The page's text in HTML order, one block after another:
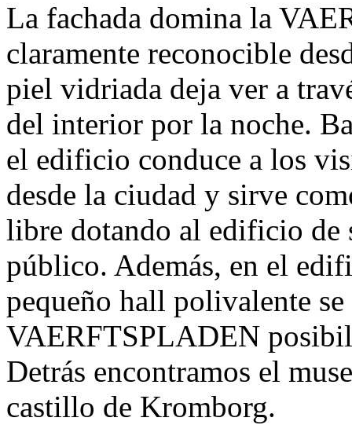
La fachada domina la
claramente reconocible
piel vidriada deja ver a
del interior por la noche.
el edificio conduce a los
desde la ciudad y sirve
libre dotando al edificio de
público. Además, en el
pequeño hall polivalente se
VAERFTSPLADEN
Detrás encontramos el
castillo de Kromborg.